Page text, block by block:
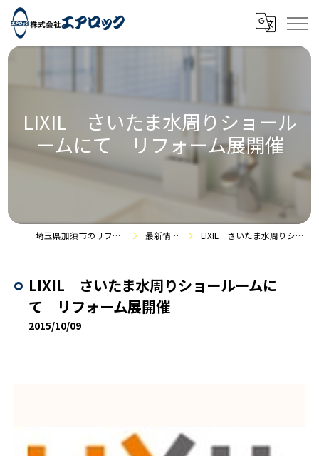
LIXIL さいたま水周りショール
ームにて リフォーム展開催
埼玉県加須市のリフォームなら株式会社エアロック 最新情報・施工事例 LIXIL さいたま水周りショールームにて リフォーム展開催
LIXIL さいたま水周りショールームに
て リフォーム展開催
2015/10/09